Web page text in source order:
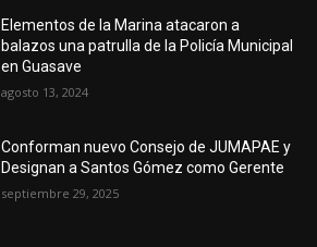
Elementos de la Marina atacaron a
balazos una patrulla de la Policía Municipal
en Guasave
agosto 13, 2024
Conforman nuevo Consejo de JUMAPAE y
Designan a Santos Gómez como Gerente
septiembre 29, 2025